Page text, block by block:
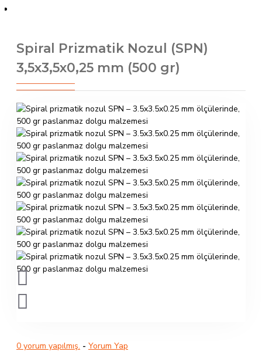
Spiral Prizmatik Nozul (SPN)
3,5x3,5x0,25 mm (500 gr)
0 yorum yapılmış. - Yorum Yap